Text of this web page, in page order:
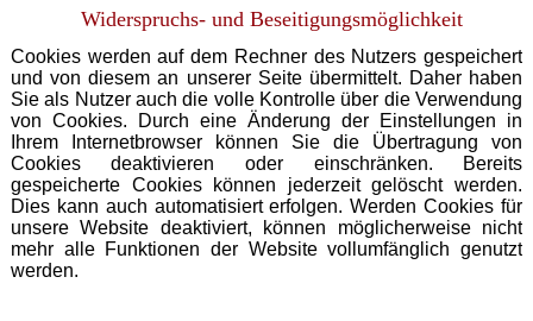
Widerspruchs- und Beseitigungsmöglichkeit
Cookies werden auf dem Rechner des Nutzers gespeichert
und von diesem an unserer Seite übermittelt. Daher haben
Sie als Nutzer auch die volle Kontrolle über die Verwendung
von Cookies. Durch eine Änderung der Einstellungen in
Ihrem Internetbrowser können Sie die Übertragung von
Cookies deaktivieren oder einschränken. Bereits
gespeicherte Cookies können jederzeit gelöscht werden.
Dies kann auch automatisiert erfolgen. Werden Cookies für
unsere Website deaktiviert, können möglicherweise nicht
mehr alle Funktionen der Website vollumfänglich genutzt
werden.